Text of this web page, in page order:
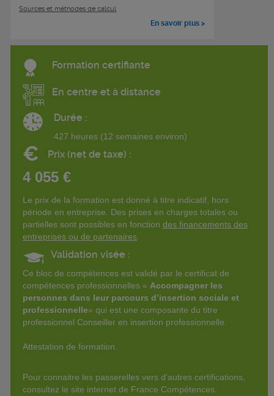
Sources et méthodes de calcul
En savoir plus >
Formation certifiante
En centre et à distance
Durée :
427 heures (12 semaines environ)
€ Prix (net de taxe) :
4 055 €
Le prix de la formation est donné à titre indicatif, hors
période en entreprise. Des prises en charges totales ou
partielles sont possibles en fonction des financements des
entreprises ou de partenaires
Validation visée :
Ce bloc de compétences est validé par le certificat de
compétences professionnelles « Accompagner les
personnes dans leur parcours d’insertion sociale et
professionnelle» qui est une composante du titre
professionnel Conseiller en insertion professionnelle.
Attestation de formation.
Pour connaitre les passerelles vers d'autres certifications,
consultez le site internet de France Compétences.